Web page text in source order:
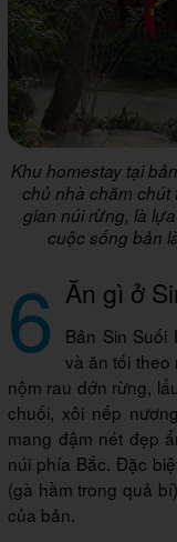
Khu homestay tại
chủ nhà chăm
gian núi rừng, là
cuộc sống bản
6 Ăn gì ở
Bản Sin
và ăn tối theo
nộm rau dớn rừng,
chuối, xôi nếp
mang đậm nét đẹp
núi phía Bắc. Đặc
(gà hầm trong quả
của bản.